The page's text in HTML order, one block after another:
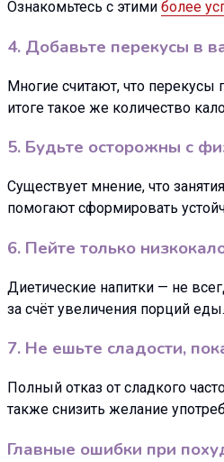
Ознакомьтесь с этими более
4. Добавьте перекусы в
Многие считают, что перекусы
итоге такое же количество
5. Будьте осторожны с
Существует мнение, что
помогают сформировать
6. Пейте только
Диетические напитки — не
за счёт увеличения порций
7. Не ешьте сладости,
Полный отказ от сладкого
также снизить желание
Главные ошибки при